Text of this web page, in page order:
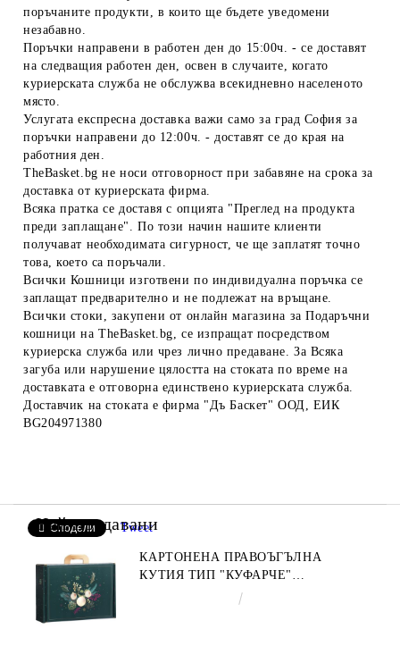
поръчаните продукти, в които ще бъдете уведомени
незабавно.
Поръчки направени в работен ден до 15:00ч. - се доставят
на следващия работен ден, освен в случаите, когато
куриерската служба не обслужва всекидневно населеното
място.
Услугата експресна доставка важи само за град София за
поръчки направени до 12:00ч. - доставят се до края на
работния ден.
TheBasket.bg не носи отговорност при забавяне на срока за
доставка от куриерската фирма.
Всяка пратка се доставя с опцията "Преглед на продукта
преди заплащане". По този начин нашите клиенти
получават необходимата сигурност, че ще заплатят точно
това, което са поръчали.
Всички Кошници изготвени по индивидуална поръчка се
заплащат предварително и не подлежат на връщане.
Всички стоки, закупени от онлайн магазина за Подаръчни
кошници на TheBasket.bg, се изпращат посредством
куриерска служба или чрез лично предаване. За Всяка
загуба или нарушение цялостта на стоката по време на
доставката е отговорна единствено куриерската служба.
Доставчик на стоката е фирма "Дъ Баскет" ООД, ЕИК
BG204971380
Сподели Tweet
Най-продавани
КАРТОНЕНА ПРАВОЪГЪЛНА
КУТИЯ ТИП "КУФАРЧЕ"
ENCHANTED NATURE, ЗЕЛЕНО/